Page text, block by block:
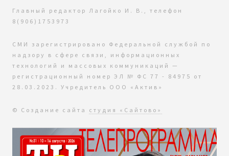
Главный редактор Лагойко И. В., телефон
8(906)1753973
СМИ зарегистрировано Федеральной службой по
надзору в сфере связи, информационных
технологий и массовых коммуникаций —
регистрационный номер ЭЛ № ФС 77 - 84975 от
28.03.2023. Учредитель ООО «Актив»
© Создание сайта студия «Сайтово»